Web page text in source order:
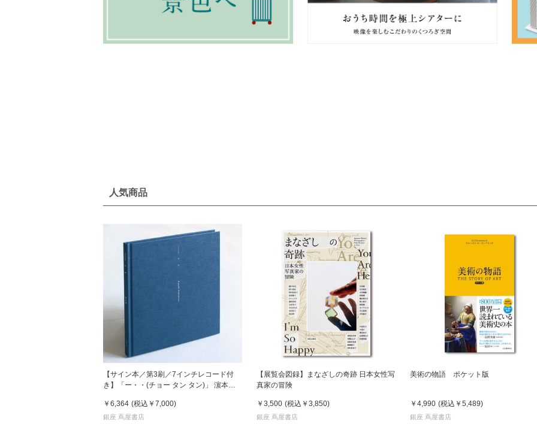
人気商品
【サイン本／第3刷／7インチレコード付
き】「ー・・(チョー タン タン)」 濵本奏
￥6,364 (税込 ￥7,000)
銀座 蔦屋書店
【展覧会図録】まなざしの奇跡 日本女性写
真家の冒険
￥3,500 (税込 ￥3,850)
銀座 蔦屋書店
美術の物語 ポケット版
￥4,990 (税込 ￥5,489)
銀座 蔦屋書店